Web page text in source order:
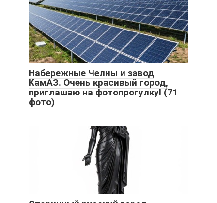
Набережные Челны и завод
КамАЗ. Очень красивый город,
приглашаю на фотопрогулку! (71
фото)